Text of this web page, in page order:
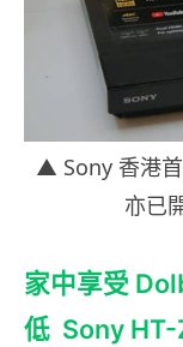
▲ Sony 香港
亦已
家中享受
低 Sony